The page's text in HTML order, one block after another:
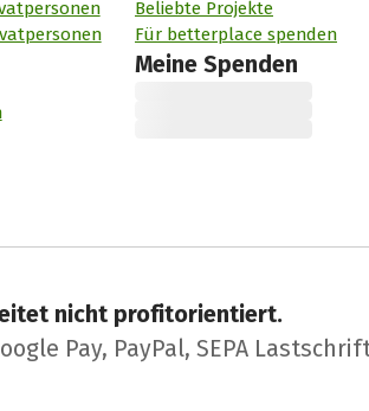
Beliebte Projekte
Für betterplace spenden
Meine Spenden
nicht profitorientiert.
Pay, PayPal, SEPA